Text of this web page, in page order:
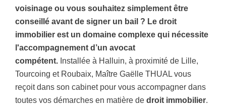
voisinageou vous souhaitez simplement être
conseillé avant de signer un bail ? Le droit
immobilier est un domaine complexe qui nécessite
l'accompagnement d’un avocat
compétent. Installée à Halluin, à proximité de Lille,
Tourcoing et Roubaix, Maître Gaëlle THUAL vous
reçoit dans son cabinet pour vous accompagner dans
toutes vos démarches en matière de droit immobilier.